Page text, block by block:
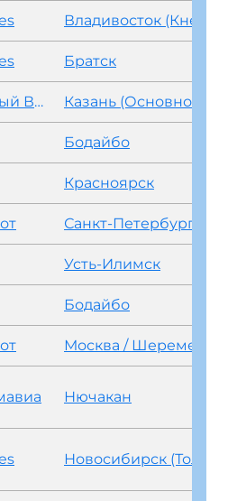
Братск
Северный Ветер Казань (Основной)
Бодайбо
Красноярск
Усть-Илимск
Бодайбо
Нючакан